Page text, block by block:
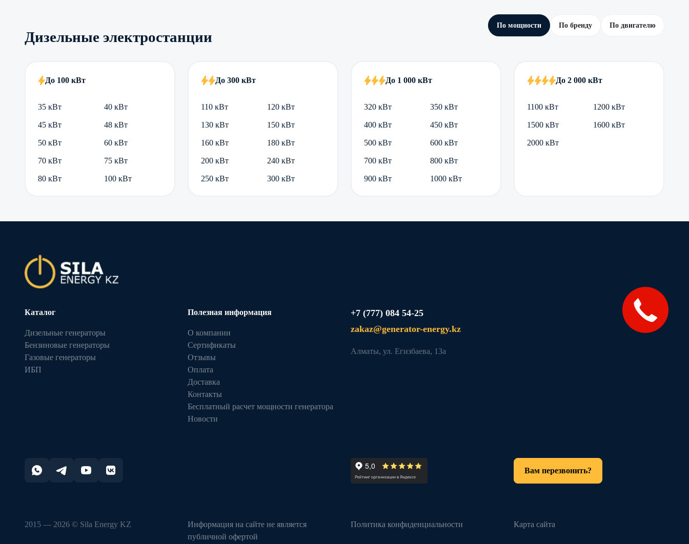
Дизельные электростанции
По мощности По бренду По двигателю
До 100 кВт
35 кВт 40 кВт
45 кВт 48 кВт
50 кВт 60 кВт
70 кВт 75 кВт
80 кВт 100 кВт
До 300 кВт
110 кВт 120 кВт
130 кВт 150 кВт
160 кВт 180 кВт
200 кВт 240 кВт
250 кВт 300 кВт
До 1 000 кВт
320 кВт 350 кВт
400 кВт 450 кВт
500 кВт 600 кВт
700 кВт 800 кВт
900 кВт 1000 кВт
До 2 000 кВт
1100 кВт 1200 кВт
1500 кВт 1600 кВт
2000 кВт
Каталог
Дизельные генераторы
Бензиновые генераторы
Газовые генераторы
ИБП
Полезная информация
О компании
Сертификаты
Отзывы
Оплата
Доставка
Контакты
Бесплатный расчет мощности генератора
Новости
+7 (777) 084 54-25
zakaz@generator-energy.kz
Алматы, ул. Егизбаева, 13а
Вам перезвонить?
2015 — 2026 © Sila Energy KZ
Информация на сайте не является
публичной офертой
Политика конфиденциальности Карта сайта